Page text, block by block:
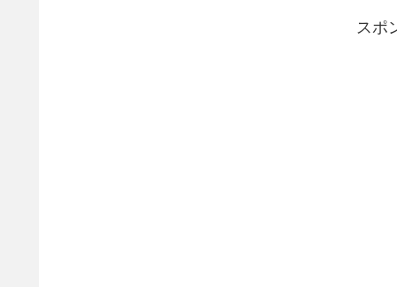
スポ